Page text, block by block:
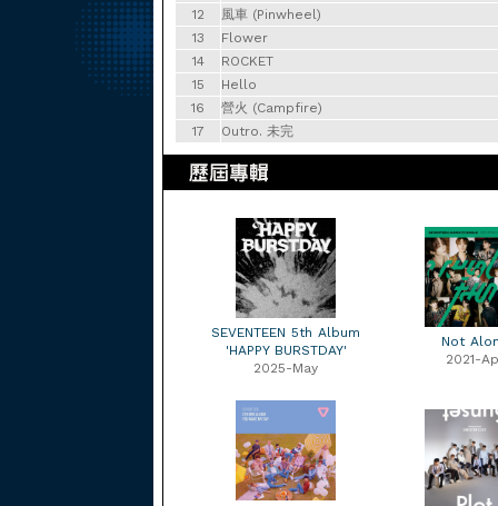
12
風車 (Pinwheel)
13
Flower
14
ROCKET
15
Hello
16
營火 (Campfire)
17
Outro. 未完
SEVENTEEN 5th Album
'HAPPY BURSTDAY'
2025-May
Not
2021-